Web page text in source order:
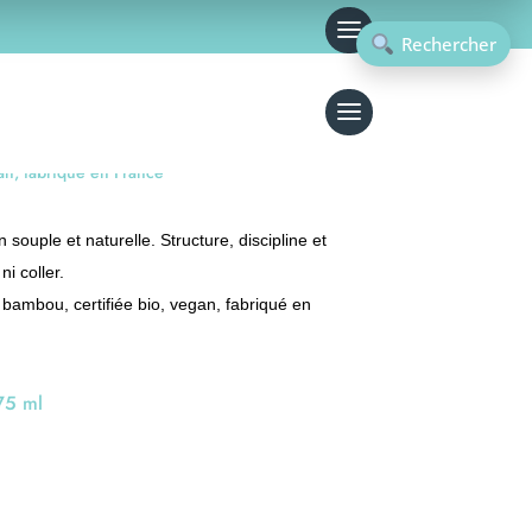
fabriqué en France
souple et naturelle. Structure, discipline et
coller.
certifiée bio, vegan, fabriqué en
ml
Rechercher